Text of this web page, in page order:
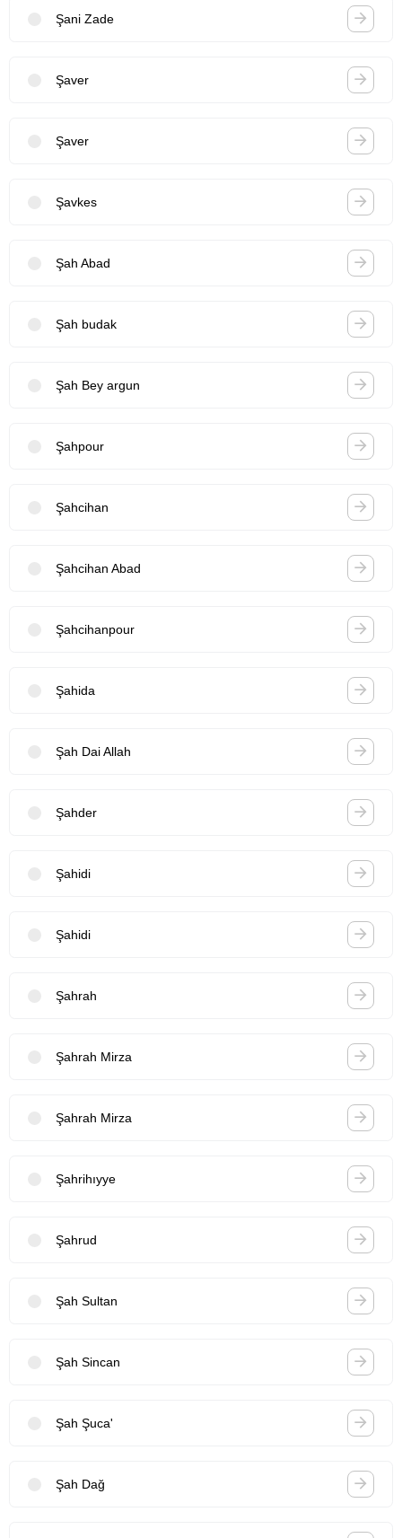
Şani Zade
Şaver
Şaver
Şavkes
Şah Abad
Şah budak
Şah Bey argun
Şahpour
Şahcihan
Şahcihan Abad
Şahcihanpour
Şahida
Şah Dai Allah
Şahder
Şahidi
Şahidi
Şahrah
Şahrah Mirza
Şahrah Mirza
Şahrihıyye
Şahrud
Şah Sultan
Şah Sincan
Şah Şuca'
Şah Dağ